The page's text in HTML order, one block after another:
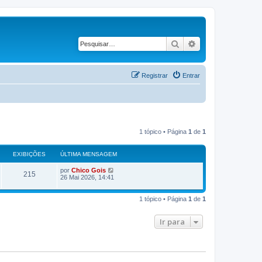
Pesquisar
Entrar
Registrar
1 tópico • Página 1 de 1
EXIBIÇÕES ÚLTIMA MENSAGEM
215E
x
Ú
l
i
e
por Chico Gois
26 Mai 2026, 14:41
1 tópico • Página 1 de 1
Ir para